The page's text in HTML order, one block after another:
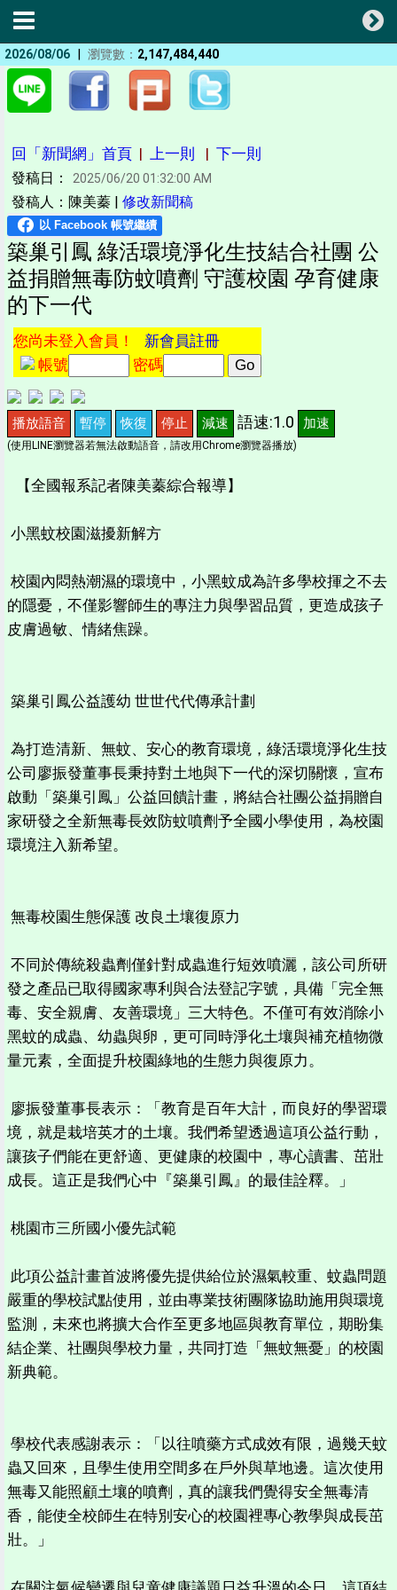
2026/08/06 | 瀏覽數： 2,147,484,440
回「新聞網」首頁 | 上一則 | 下一則
發稿日： 2025/06/20 01:32:00 AM
發稿人：陳美蓁 | 修改新聞稿
築巢引鳳 綠活環境淨化生技結合社團 公
益捐贈無毒防蚊噴劑 守護校園 孕育健康
的下一代
您尚未登入會員！ 新會員註冊
帳號
密碼
播放語音 暫停 恢復 停止 減速 語速:1.0 加速
(使用LINE瀏覽器若無法啟動語音，請改用Chrome瀏覽器播放)
【全國報系記者陳美蓁綜合報導】
小黑蚊校園滋擾新解方
校園內悶熱潮濕的環境中，小黑蚊成為許多學校揮之不去
的隱憂，不僅影響師生的專注力與學習品質，更造成孩子
皮膚過敏、情緒焦躁。
築巢引鳳公益護幼 世世代代傳承計劃
為打造清新、無蚊、安心的教育環境，綠活環境淨化生技
公司廖振發董事長秉持對土地與下一代的深切關懷，宣布
啟動「築巢引鳳」公益回饋計畫，將結合社團公益捐贈自
家研發之全新無毒長效防蚊噴劑予全國小學使用，為校園
環境注入新希望。
無毒校園生態保護 改良土壤復原力
不同於傳統殺蟲劑僅針對成蟲進行短效噴灑，該公司所研
發之產品已取得國家專利與合法登記字號，具備「完全無
毒、安全親膚、友善環境」三大特色。不僅可有效消除小
黑蚊的成蟲、幼蟲與卵，更可同時淨化土壤與補充植物微
量元素，全面提升校園綠地的生態力與復原力。
廖振發董事長表示：「教育是百年大計，而良好的學習環
境，就是栽培英才的土壤。我們希望透過這項公益行動，
讓孩子們能在更舒適、更健康的校園中，專心讀書、茁壯
成長。這正是我們心中『築巢引鳳』的最佳詮釋。」
桃園市三所國小優先試範
此項公益計畫首波將優先提供給位於濕氣較重、蚊蟲問題
嚴重的學校試點使用，並由專業技術團隊協助施用與環境
監測，未來也將擴大合作至更多地區與教育單位，期盼集
結企業、社團與學校力量，共同打造「無蚊無憂」的校園
新典範。
學校代表感謝表示：「以往噴藥方式成效有限，過幾天蚊
蟲又回來，且學生使用空間多在戶外與草地邊。這次使用
無毒又能照顧土壤的噴劑，真的讓我們覺得安全無毒清
香，能使全校師生在特別安心的校園裡專心教學與成長茁
壯。」